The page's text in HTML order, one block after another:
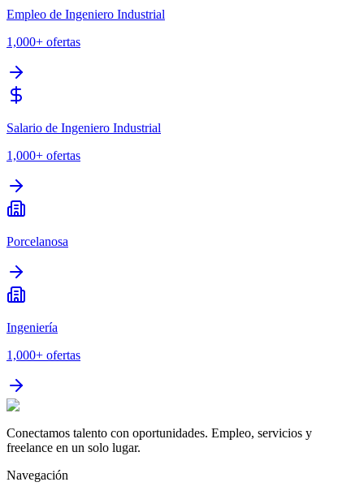
Empleo de Ingeniero Industrial
1,000+ ofertas
Salario de Ingeniero Industrial
1,000+ ofertas
Porcelanosa
Ingeniería
1,000+ ofertas
Conectamos talento con oportunidades. Empleo, servicios y
freelance en un solo lugar.
Navegación